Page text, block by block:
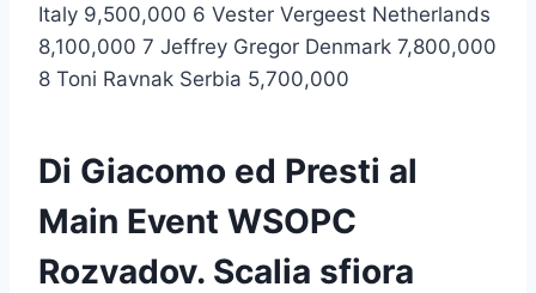
Italy 9,500,000 6 Vester Vergeest Netherlands
8,100,000 7 Jeffrey Gregor Denmark 7,800,000
8 Toni Ravnak Serbia 5,700,000
Di Giacomo ed Presti al
Main Event WSOPC
Rozvadov. Scalia sfiora